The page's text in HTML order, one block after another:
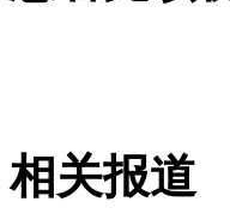
相关报道